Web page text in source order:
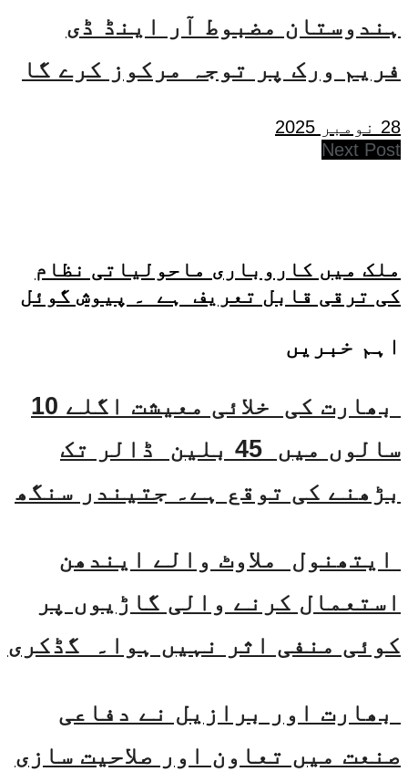
ہندوستان مضبوط آر اینڈ ڈی
فریم ورک پر توجہ مرکوز کرے گا
28 نومبر 2025
Next Post
ملک میں کاروباری ماحولیاتی نظام
کی ترقی قابل تعریف ہے ۔ پیوش گوئل
اہم خبریں
بھارت کی خلائی معیشت اگلے 10
سالوں میں 45 بلین ڈالر تک
بڑھنے کی توقع ہے۔ جتیندر سنگھ
ایتھنول ملاوٹ والے ایندھن
استعمال کرنے والی گاڑیوں پر
کوئی منفی اثر نہیں ہوا۔ گڈکری
بھارت اور برازیل نے دفاعی
صنعت میں تعاون اور صلاحیت سازی